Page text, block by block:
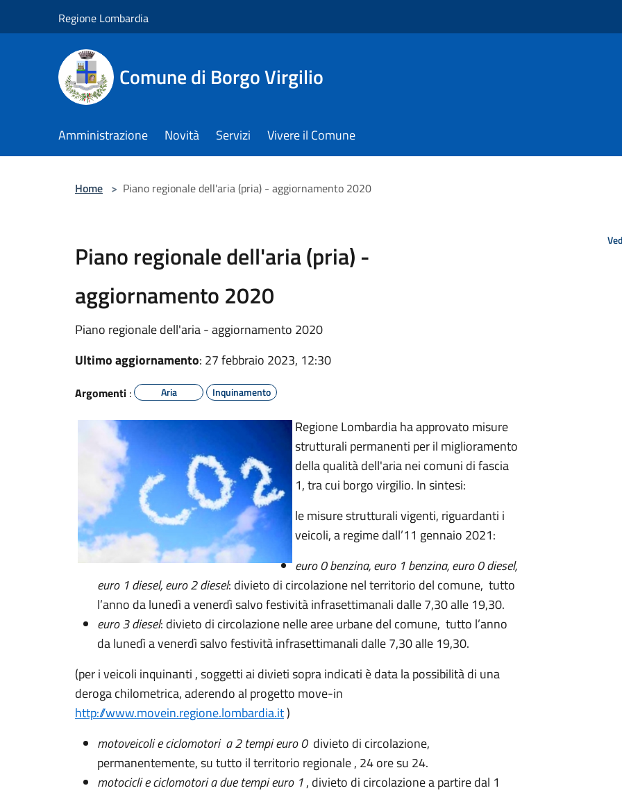
Regione Lombardia
Comune di Borgo Virgilio
Amministrazione Novità Servizi Vivere il Comune
Home > Piano regionale dell'aria (pria) - aggiornamento 2020
Piano regionale dell'aria (pria) -
aggiornamento 2020
Piano regionale dell'aria - aggiornamento 2020
Ultimo aggiornamento: 27 febbraio 2023, 12:30
Argomenti : Aria Inquinamento
Regione Lombardia ha approvato misure
strutturali permanenti per il miglioramento
della qualità dell'aria nei comuni di fascia
1, tra cui borgo virgilio. In sintesi:
le misure strutturali vigenti, riguardanti i
veicoli, a regime dall’11 gennaio 2021:
euro 0 benzina, euro 1 benzina, euro 0 diesel,
euro 1 diesel, euro 2 diesel: divieto di circolazione nel territorio del comune, tutto
l’anno da lunedì a venerdì salvo festività infrasettimanali dalle 7,30 alle 19,30.
euro 3 diesel: divieto di circolazione nelle aree urbane del comune, tutto l’anno
da lunedì a venerdì salvo festività infrasettimanali dalle 7,30 alle 19,30.
(per i veicoli inquinanti , soggetti ai divieti sopra indicati è data la possibilità di una
deroga chilometrica, aderendo al progetto move-in
http://www.movein.regione.lombardia.it)
motoveicoli e ciclomotori a 2 tempi euro 0divieto di circolazione,
permanentemente, su tutto il territorio regionale , 24 ore su 24.
motocicli e ciclomotori a due tempi euro 1, divieto di circolazione a partire dal 1